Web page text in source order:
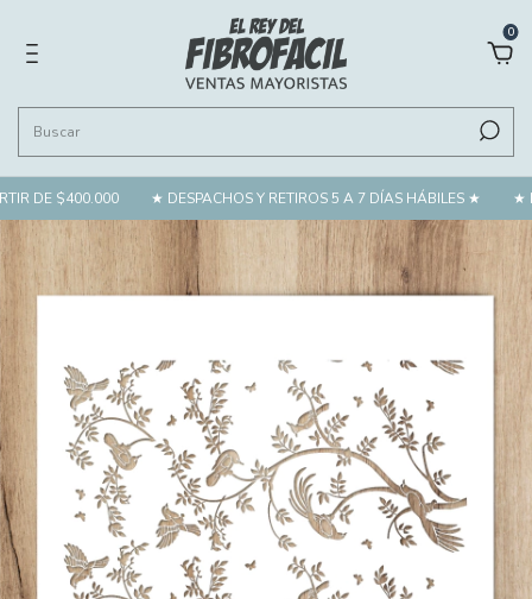
0
DE $400.000 ★ DESPACHOS Y RETIROS 5 A 7 DÍAS HÁBILES ★ ★